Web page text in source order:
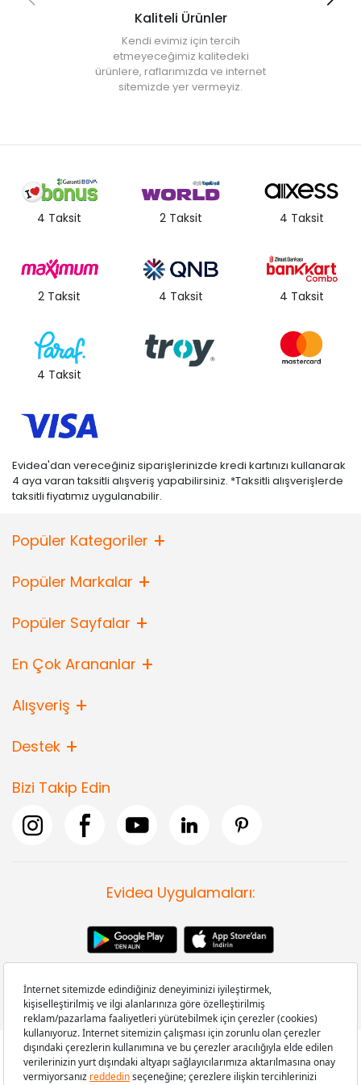
Kaliteli Ürünler
Kendi evimiz için tercih
etmeyeceğimiz kalitedeki
ürünlere, raflarımızda ve internet
sitemizde yer vermeyiz.
4 Taksit 2 Taksit 4 Taksit
2 Taksit 4 Taksit 4 Taksit
4 Taksit
Evidea'dan vereceğiniz siparişlerinizde kredi kartınızı kullanarak
4 aya varan taksitli alışveriş yapabilirsiniz. *Taksitli alışverişlerde
taksitli fiyatımız uygulanabilir.
Popüler Kategoriler
Popüler Markalar
Popüler Sayfalar
En Çok Arananlar
Alışveriş
Destek
Bizi Takip Edin
Evidea Uygulamaları:
Copyright © 2008-2026 Evidea.com | Tüm hakları saklıdır.